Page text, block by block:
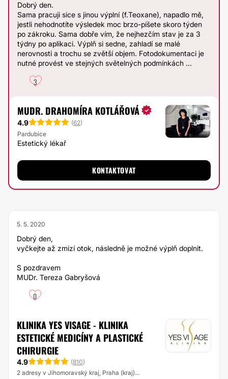
Dobrý den.
Sama pracuji sice s jinou výplní (f.Teoxane), napadlo mě,
jestli nehodnotíte výsledek moc brzo-píšete skoro týden
po zákroku. Sama dobře vím, že nejhezčím stav je za 3
týdny po aplikaci. Výplň si sedne, zahladí se malé
nerovnosti a trochu se zvětší objem. Fotodokumentaci je
nutné provést ve stejných světelných podmínkách ...
3
MUDR. DRAHOMÍRA KOTLÁŘOVÁ
4.9 (62)
Pardubice
Estetický lékař
KONTAKTOVAT
5. 5. 2020
Dobrý den,
vyčkejte až zmizí otok, následně je možné výplň doplnit.
S pozdravem
MUDr. Tereza Gabryšová
0
KLINIKA YES VISAGE - KLINIKA
ESTETICKÉ MEDICÍNY A PLASTICKÉ
CHIRURGIE
4.9 (810)
2 adresy v Jihomoravský kraj, Praha (kraj)...